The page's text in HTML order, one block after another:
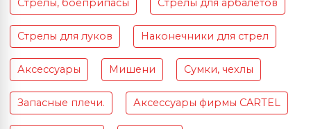
Стрелы, боеприпасы Стрелы для арбалетов
Стрелы для луков Наконечники для стрел
Аксессуары Мишени Сумки, чехлы
Запасные плечи. Аксессуары фирмы CARTEL